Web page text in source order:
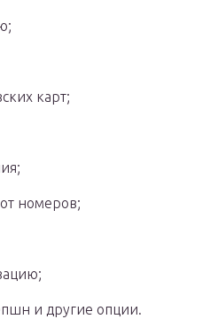
карт;
номеров;
и другие опции.